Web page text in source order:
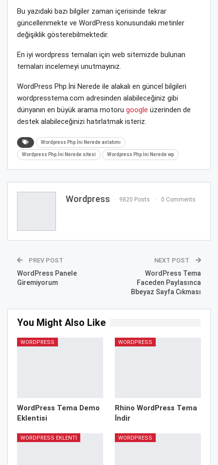
Bu yazıdaki bazı bilgiler zaman içerisinde tekrar
güncellenmekte ve WordPress konusundaki metinler
değişiklik gösterebilmektedir.
En iyi wordpress temaları için web sitemizde bulunan
temaları incelemeyi unutmayınız.
WordPress Php.İni Nerede ile alakalı en güncel bilgileri
wordpresstema.com adresinden alabileceğiniz gibi
dünyanın en büyük arama motoru google üzerinden de
destek alabileceğinizi hatırlatmak isteriz.
Wordpress Php.İni Nerede anlatımı
Wordpress Php.İni Nerede sitesi Wordpress Php.İni Nerede wp
Wordpress 9820 Posts 0 Comments
PREV POST
WordPress Panele
Giremiyorum
NEXT POST
WordPress Tema
Faceden Paylasınca
Bbeyaz Sayfa Cıkması
You Might Also Like
WORDPRESS
WordPress Tema Demo
Eklentisi
WORDPRESS
Rhino WordPress Tema
İndir
WORDPRESS EKLENTI WORDPRESS